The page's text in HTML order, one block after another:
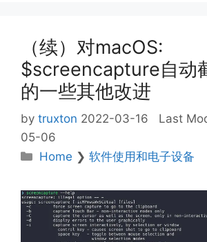
（续）对macOS:
$screencapture自动
的一些其他改进
by truxton 2022-03-16
Last
05-06
Categories
Home ❯软件使用和电子设备